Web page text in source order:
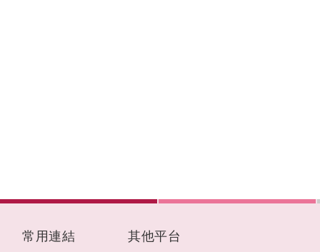
常用連結 其他平台